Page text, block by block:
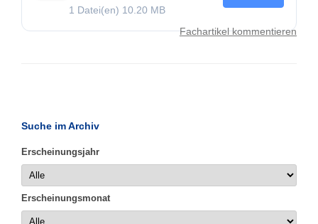
1 Datei(en) 10.20 MB
Fachartikel kommentieren
Suche im Archiv
Erscheinungsjahr
Erscheinungsmonat